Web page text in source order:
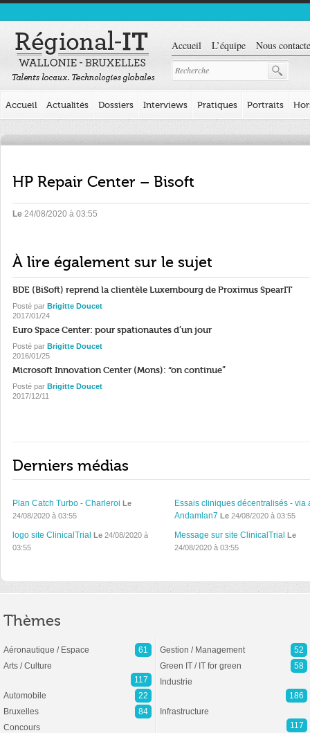
Accueil L’équipe Nous
Accueil Actualités Dossiers Interviews Pratiques Portraits
HP Repair Center – Bisoft
Le 24/08/2020 à 03:55
À lire également sur le sujet
BDE (BiSoft) reprend la clientèle Luxembourg de Proximus SpearIT
Posté par Brigitte Doucet
2017/01/24
Euro Space Center: pour spationautes d’un jour
Posté par Brigitte Doucet
2016/01/25
Microsoft Innovation Center (Mons): “on continue”
Posté par Brigitte Doucet
2017/12/11
Derniers médias
Plan Catch Turbo - Charleroi Le
24/08/2020 à 03:55
Essais cliniques décentralisés - via
Andamlan7 Le24/08/2020 à 03:55
logo site ClinicalTrial Le 24/08/2020 à
03:55
Message sur site ClinicalTrial Le
24/08/2020 à 03:55
Thèmes
Aéronautique / Espace
61
Arts / Culture
117
Automobile
22
Bruxelles
84
Concours
Gestion / Management
52
Green IT / IT for green
58
Industrie
186
Infrastructure
117